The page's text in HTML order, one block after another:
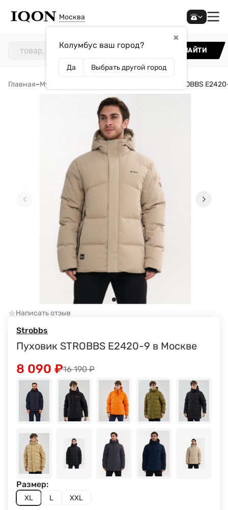
Москва
✖
Колумбус ваш город?
Да Выбрать другой город
НАЙТИ
Главная–Мужчинам Пуховик STROBBS
Написать отзыв
Strobbs
Пуховик STROBBS E2420-9 в Москве
16 190₽
8 090 ₽
XL L XXL
Размер: